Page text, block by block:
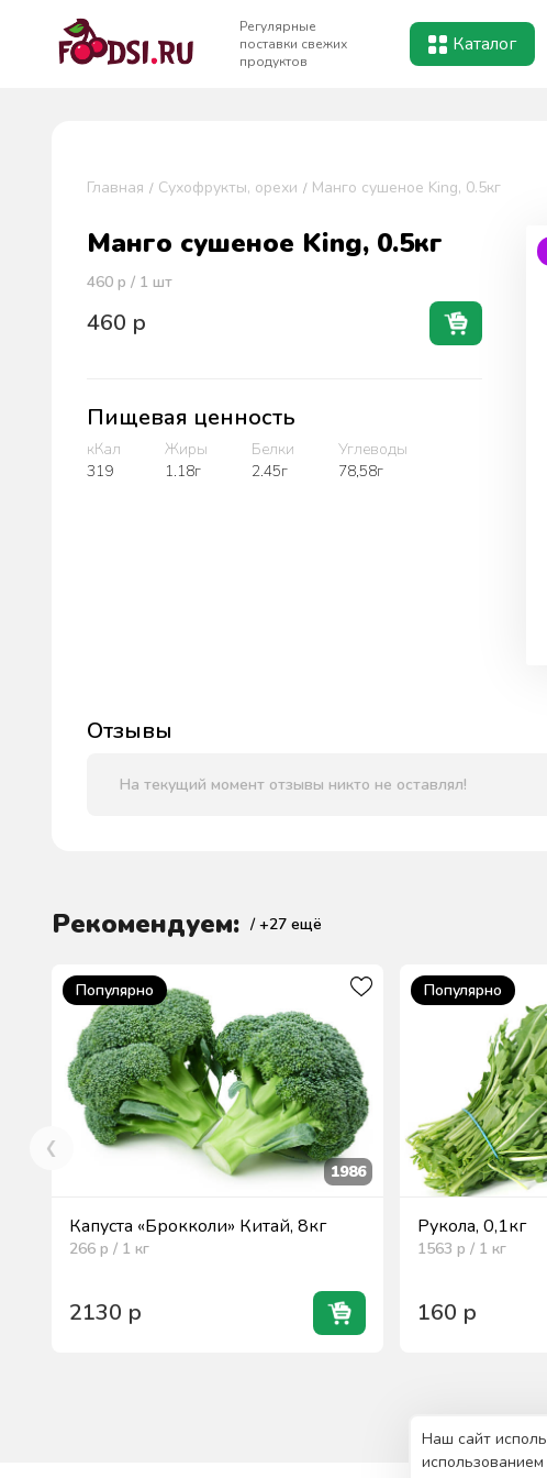
Регулярные
поставки свежих
продуктов
Каталог
Главная Сухофрукты, орехи Манго сушеное King, 0.5кг
Манго сушеное King, 0.5кг
460 р / 1 шт
460 р
Пищевая ценность
кКал
319
Жиры
1.18г
Белки
2.45г
Углеводы
78,58г
Отзывы
На текущий момент отзывы никто не оставлял!
Рекомендуем: / +27 ещё
Популярно
1986
Капуста «Брокколи» Китай, 8кг
266 р / 1 кг
2130 р
Популярно
Рукола, 0,1кг
1563 р / 1 кг
160 р
Наш сайт